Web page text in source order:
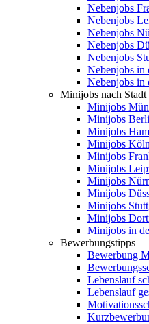
Nebenjobs
Nebenjobs
Nebenjobs
Nebenjobs
Nebenjobs
Nebenjobs in
Nebenjobs in
Minijobs nach Stadt
Minijobs
Minijobs
Minijobs
Minijobs Köln
Minijobs
Minijobs
Minijobs
Minijobs
Minijobs
Minijobs
Minijobs in
Bewerbungstipps
Bewerbung
Lebenslauf
Lebenslauf